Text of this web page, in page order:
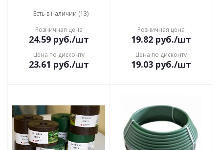
Есть в наличии (13)
Розничная цена
24.59руб./шт
Цена по дисконту
23.61 руб./шт
Розничная цена
19.82руб./шт
Цена по дисконту
19.03руб./шт